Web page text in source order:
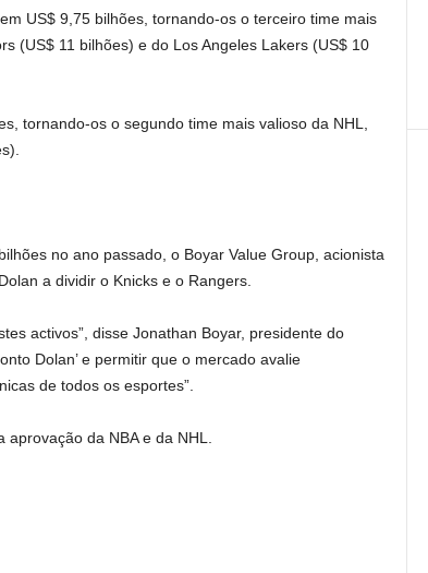
US$ 9,75 bilhões, tornando-os o terceiro time mais
(US$ 11 bilhões) e do Los Angeles Lakers (US$ 10
tornando-os o segundo time mais valioso da NHL,
no ano passado, o Boyar Value Group, acionista
a dividir o Knicks e o Rangers.
activos”, disse Jonathan Boyar, presidente do
Dolan’ e permitir que o mercado avalie
de todos os esportes”.
da NBA e da NHL.